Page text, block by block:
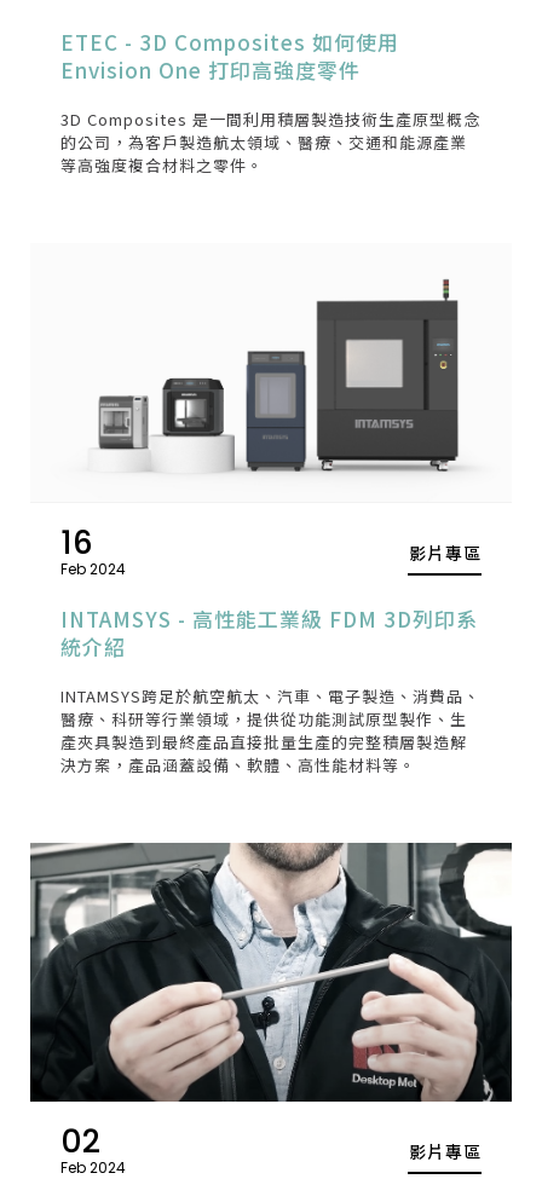
ETEC - 3D Composites 如何使用
Envision One 打印高強度零件
3D Composites 是一間利用積層製造技術生產原型概念
的公司，為客戶製造航太領域、醫療、交通和能源產業
等高強度複合材料之零件。
16
Feb 2024
影片專區
INTAMSYS - 高性能工業級 FDM 3D列印系
統介紹
INTAMSYS跨足於航空航太、汽車、電子製造、消費品、
醫療、科研等行業領域，提供從功能測試原型製作、生
產夾具製造到最終產品直接批量生產的完整積層製造解
決方案，產品涵蓋設備、軟體、高性能材料等。
02
Feb 2024
影片專區